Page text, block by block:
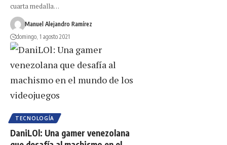
cuarta medalla…
Manuel Alejandro Ramírez
domingo, 1 agosto 2021
TECNOLOGÍA
DaniLOl: Una gamer venezolana